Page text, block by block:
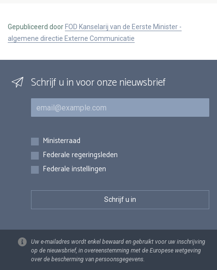
Gepubliceerd door FOD Kanselarij van de Eerste Minister -
algemene directie Externe Communicatie
Schrijf u in voor onze nieuwsbrief
E-mail
Inschrijvingen
Ministerraad
Federale regeringsleden
Federale instellingen
Uw e-mailadres wordt enkel bewaard en gebruikt voor uw inschrijving
op de nieuwsbrief, in overeenstemming met de Europese wetgeving
over de bescherming van persoonsgegevens.